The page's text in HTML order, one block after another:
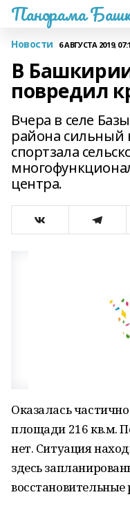
Панорама
Новости 6 АВГУСТА 2019,
В
повредил
Вчера в селе
района сильный
спортзала
центра.
Оказалась
площади 216 кв.м.
нет. Ситуация
здесь
восстановительные